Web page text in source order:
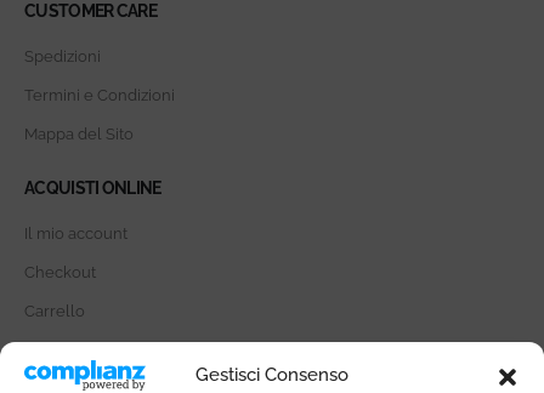
Gestisci Consenso
CUSTOMER CARE
Spedizioni
Termini e Condizioni
Mappa del Sito
ACQUISTI ONLINE
Il mio account
Checkout
Carrello
SOCIAL MEDIA